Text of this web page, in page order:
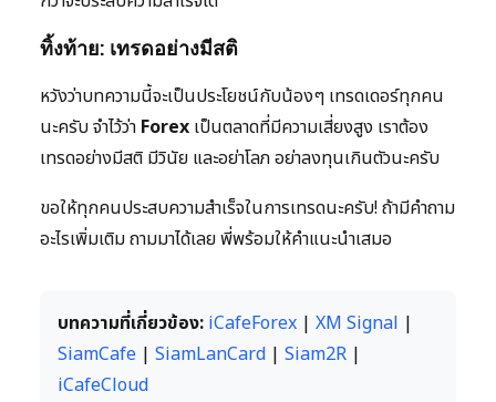
ทิ้งท้าย: เทรดอย่างมีสติ
หวังว่าบทความนี้จะเป็นประโยชน์กับน้องๆ เทรดเดอร์ทุกคน
นะครับ จำไว้ว่า Forex เป็นตลาดที่มีความเสี่ยงสูง เราต้อง
เทรดอย่างมีสติ มีวินัย และอย่าโลภ อย่าลงทุนเกินตัวนะครับ
ขอให้ทุกคนประสบความสำเร็จในการเทรดนะครับ! ถ้ามีคำถาม
อะไรเพิ่มเติม ถามมาได้เลย พี่พร้อมให้คำแนะนำเสมอ
บทความที่เกี่ยวข้อง: iCafeForex | XM Signal |
SiamCafe | SiamLanCard | Siam2R |
iCafeCloud